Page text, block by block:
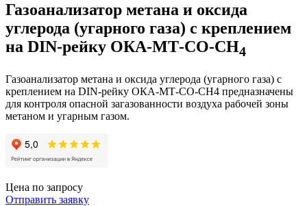
Газоанализатор метана и оксида
углерода (угарного газа) с креплением
на DIN-рейку ОКА-МТ-CO-CH4
Газоанализатор метана и оксида углерода (угарного газа) с
креплением на DIN-рейку ОКА-МТ-CO-CH4 предназначены
для контроля опасной загазованности воздуха рабочей зоны
метаном и угарным газом.
Цена по запросу
Отправить заявку